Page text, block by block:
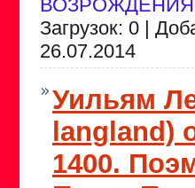
ВОЗРОЖДЕНИЯ
Загрузок: 0 |
26.07.2014
Уильям
langland)
1400.